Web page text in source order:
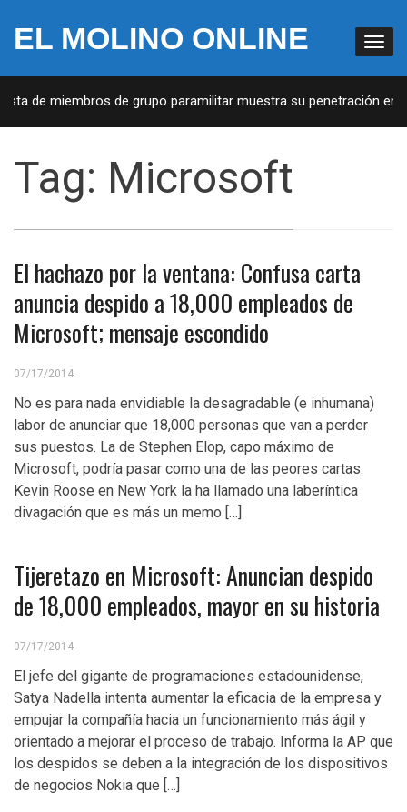
EL MOLINO ONLINE
de miembros de grupo paramilitar muestra su penetración en la
Tag: Microsoft
El hachazo por la ventana: Confusa carta
anuncia despido a 18,000 empleados de
Microsoft; mensaje escondido
07/17/2014
No es para nada envidiable la desagradable (e inhumana)
labor de anunciar que 18,000 personas que van a perder
sus puestos. La de Stephen Elop, capo máximo de
Microsoft, podría pasar como una de las peores cartas.
Kevin Roose en New York la ha llamado una laberíntica
divagación que es más un memo […]
Tijeretazo en Microsoft: Anuncian despido
de 18,000 empleados, mayor en su historia
07/17/2014
El jefe del gigante de programaciones estadounidense,
Satya Nadella intenta aumentar la eficacia de la empresa y
empujar la compañía hacia un funcionamiento más ágil y
orientado a mejorar el proceso de trabajo. Informa la AP que
los despidos se deben a la integración de los dispositivos
de negocios Nokia que […]